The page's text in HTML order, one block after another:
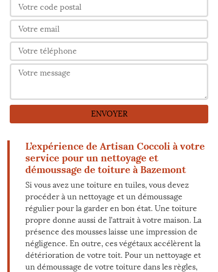
L’expérience de Artisan Coccoli à votre
service pour un nettoyage et
démoussage de toiture à Bazemont
Si vous avez une toiture en tuiles, vous devez
procéder à un nettoyage et un démoussage
régulier pour la garder en bon état. Une toiture
propre donne aussi de l’attrait à votre maison. La
présence des mousses laisse une impression de
négligence. En outre, ces végétaux accélèrent la
détérioration de votre toit. Pour un nettoyage et
un démoussage de votre toiture dans les règles,